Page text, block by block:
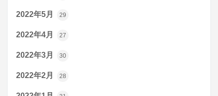
2022年5月 29
2022年4月 27
2022年3月 30
2022年2月 28